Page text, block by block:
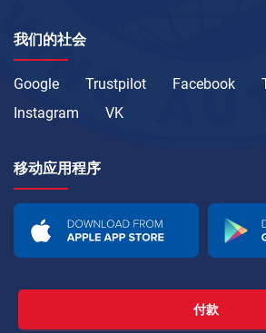
我们的社会
Google Trustpilot Facebook
Instagram
VK
移动应用程序
付款